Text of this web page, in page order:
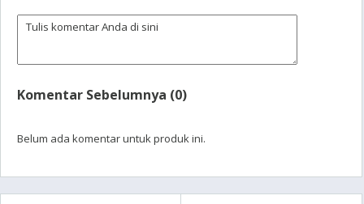
Komentar Sebelumnya (0)
Belum ada komentar untuk produk ini.